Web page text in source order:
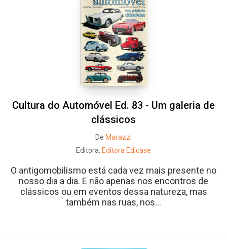
Cultura do Automóvel Ed. 83 - Um galeria de
clássicos
De Marazzi
Editora: Editora Edicase
O antigomobilismo está cada vez mais presente no
nosso dia a dia. E não apenas nos encontros de
clássicos ou em eventos dessa natureza, mas
também nas ruas, nos...